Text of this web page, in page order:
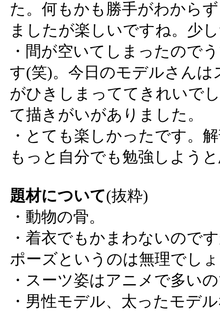
た。何もかも勝手がわから
ましたが楽しいですね。少
・間が空いてしまったので
す(笑)。今日のモデルさん
がひきしまっててきれいで
て描きがいがありました。
・とても楽しかったです。
もっと自分でも勉強しよう
題材について(抜粋)
・動物の骨。
・着衣でもかまわないので
ポーズというのは無理でし
・スーツ姿はアニメで多い
・男性モデル、太ったモデ